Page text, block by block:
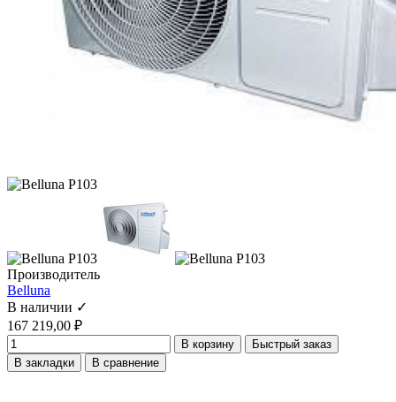
Производитель
Belluna
В наличии ✓
167 219,00 ₽
В корзину
Быстрый заказ
В закладки
В сравнение